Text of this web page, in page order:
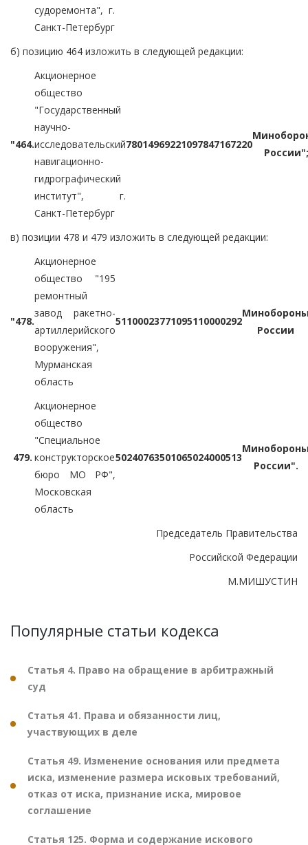
судоремонта", г.
Санкт-Петербург
б) позицию 464 изложить в следующей редакции:
"464.
Акционерное
общество
"Государственный
научно-
исследовательский
навигационно-
гидрографический
институт", г.
Санкт-Петербург
78014969221097847167220
России";
в) позиции 478 и 479 изложить в следующей редакции:
"478.
Акционерное
общество "195
ремонтный
завод ракетно-
артиллерийского
вооружения",
Мурманская
область
51100023771095110000292
России
479.
Акционерное
общество
"Специальное
конструкторское
бюро МО РФ",
Московская
область
50240763501065024000513
России".
Председатель Правительства
Российской Федерации
М.МИШУСТИН
Популярные статьи кодекса
Статья 4. Право на обращение в арбитражный
суд
Статья 41. Права и обязанности лиц,
участвующих в деле
Статья 49. Изменение основания или предмета
иска, изменение размера исковых требований,
отказ от иска, признание иска, мировое
соглашение
Статья 125. Форма и содержание искового